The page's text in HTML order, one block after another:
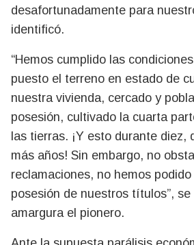
desafortunadamente para
identificó.
“Hemos cumplido las
puesto el terreno en estado de
nuestra vivienda, cercado y
posesión, cultivado la cuarta
las tierras. ¡Y esto durante diez,
más años! Sin embargo, no
reclamaciones, no hemos
posesión de nuestros títulos”, se
amargura el pionero.